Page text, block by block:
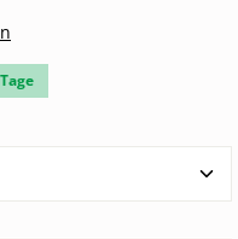
Wert ein